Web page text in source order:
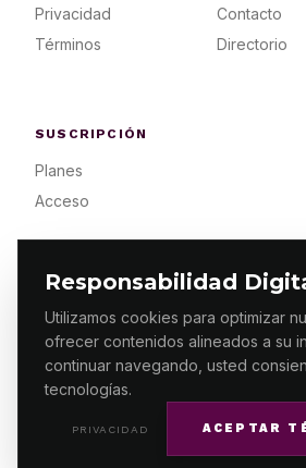
Responsabilidad
Utilizamos cookies para optimizar
ofrecer contenidos alineados a su
continuar navegando, usted
tecnologías.
PRIVACIDAD ACEPTAR
Privacidad
Términos
Contacto
Directorio
SUSCRIPCIÓN
Planes
Acceso
© 2026 ES PRIMERA MX. ALGUNOS
RESERVADOS / DESIGNMAKING.MX